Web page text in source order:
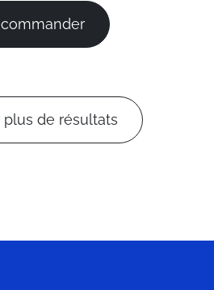
plus de résultats